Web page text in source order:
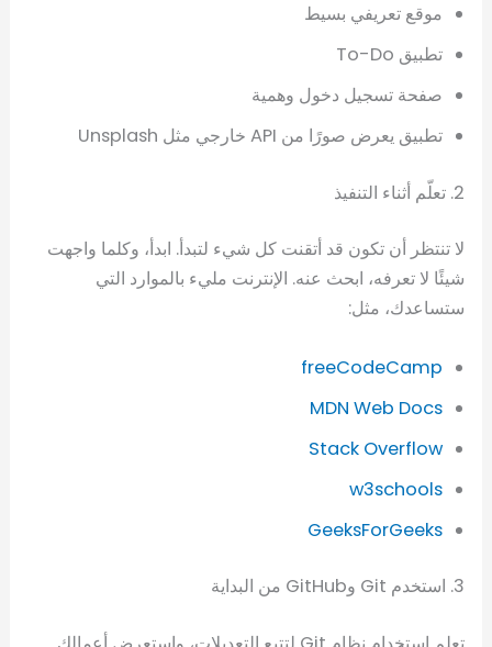
موقع تعريفي بسيط
تطبيق To-Do
صفحة تسجيل دخول وهمية
تطبيق يعرض صورًا من API خارجي مثل Unsplash
2. تعلّم أثناء التنفيذ
لا تنتظر أن تكون قد أتقنت كل شيء لتبدأ. ابدأ، وكلما واجهت
شيئًا لا تعرفه، ابحث عنه. الإنترنت مليء بالموارد التي
ستساعدك، مثل:
freeCodeCamp
MDN Web Docs
Stack Overflow
w3schools
GeeksForGeeks
3. استخدم Git وGitHub من البداية